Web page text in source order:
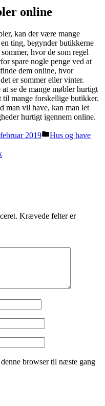
online
kan der være mange
ting, begynder butikkerne
hvor de som regel
spare nogle penge ved at
dem online, hvor
er sommer eller vinter.
se de mange møbler hurtigt
til mange forskellige butikker.
man vil have, kan man let
hurtigt igennem online.
2019
Posted
Hus og have
Krævede felter er
browser til næste gang